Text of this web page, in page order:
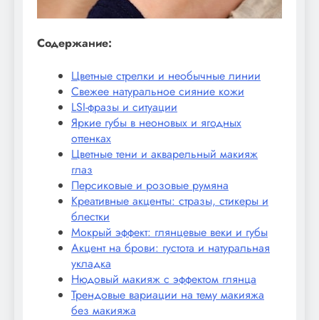
Содержание:
Цветные стрелки и необычные линии
Свежее натуральное сияние кожи
LSI-фразы и ситуации
Яркие губы в неоновых и ягодных
оттенках
Цветные тени и акварельный макияж
глаз
Персиковые и розовые румяна
Креативные акценты: стразы, стикеры и
блестки
Мокрый эффект: глянцевые веки и губы
Акцент на брови: густота и натуральная
укладка
Нюдовый макияж с эффектом глянца
Трендовые вариации на тему макияжа
без макияжа